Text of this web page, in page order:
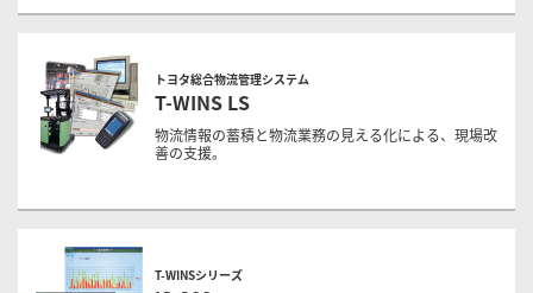
トヨタ総合物流管理システム
T-WINS LS
物流情報の蓄積と物流業務の見える化による、現場改
善の支援。
T-WINSシリーズ